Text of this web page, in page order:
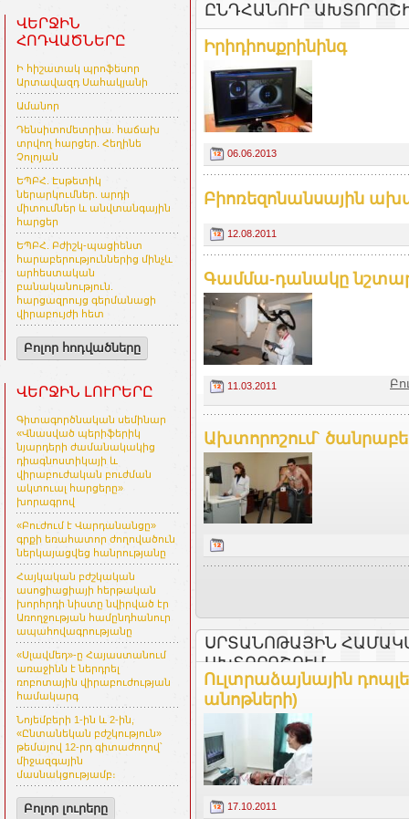
ՎԵՐՋԻՆ
ՀՈԴՎԱԾՆԵՐԸ
Ի հիշատակ պրոֆեսոր
Արտավազդ Սահակյանի
Ամանոր
Դենսիտոմետրիա. հաճախ
տրվող հարցեր. Հեղինե
Չոլոյան
ԵՊԲՀ. Էսթետիկ
ներարկումներ. արդի
միտումներ և անվտանգային
հարցեր
ԵՊԲՀ. Բժիշկ-պացիենտ
հարաբերություններից մինչև
արհեստական
բանականություն.
հարցազրույց գերմանացի
վիրաբույժի հետ
Բոլոր հոդվածները
ՎԵՐՋԻՆ ԼՈՒՐԵՐԸ
Գիտագործնական սեմինար
«Վնասված պերիֆերիկ
նյարդերի ժամանակակից
դիագնոստիկայի և
վիրաբուժական բուժման
ակտուալ հարցերը»
խորագրով
«Բուժում է Վարդանանցը»
գրքի եռահատոր ժողովածուն
ներկայացվեց հանրությանը
Հայկական բժշկական
ասոցիացիայի հերթական
խորհրդի նիստը նվիրված էր
Առողջության համընդհանուր
ապահովագրությանը
«Սլավմեդ»-ը Հայաստանում
առաջինն է ներդրել
ռոբոտային վիրաբուժության
համակարգ
Նոյեմբերի 1-ին և 2-ին,
«Ընտանեկան բժշկություն»
թեմայով 12-րդ գիտաժողով՝
միջազգային
մասնակցությամբ։
Բոլոր լուրերը
ԸՆԴՀԱՆՈՒՐ
Իրիդիոսքրինինգ
06.06.2013
Բիոռեզոնանսային
12.08.2011
Գամմա-դանակը
11.03.2011
Ախտորոշում`
ՍՐՏԱՆՈԹԱՅԻՆ
ԱԽՏՈՐՈՇՈՒՄ
Ուլտրաձայնային
անոթների)
17.10.2011